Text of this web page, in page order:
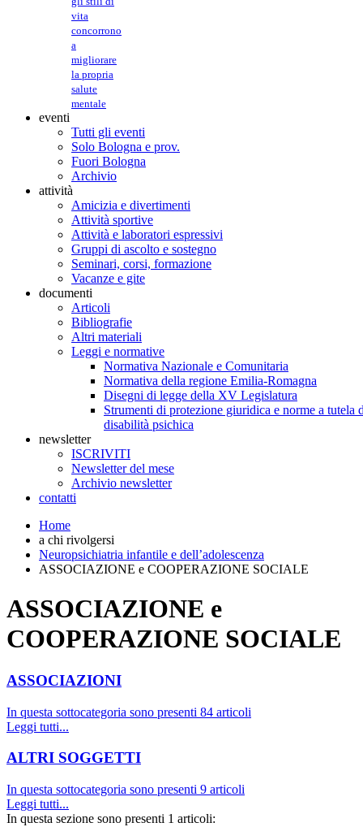
vita
concorrono
a
migliorare
la propria
salute
mentale
eventi
Tutti gli eventi
Solo Bologna e prov.
Fuori Bologna
Archivio
attività
Amicizia e divertimenti
Attività sportive
Attività e laboratori espressivi
Gruppi di ascolto e sostegno
Seminari, corsi, formazione
Vacanze e gite
documenti
Articoli
Bibliografie
Altri materiali
Leggi e normative
Normativa Nazionale e Comunitaria
Normativa della regione Emilia-Romagna
Disegni di legge della XV Legislatura
Strumenti di protezione giuridica e norme a tutela
disabilità psichica
newsletter
ISCRIVITI
Newsletter del mese
Archivio newsletter
contatti
Home
a chi rivolgersi
Neuropsichiatria infantile e dell’adolescenza
ASSOCIAZIONE e COOPERAZIONE SOCIALE
ASSOCIAZIONE e
COOPERAZIONE SOCIALE
ASSOCIAZIONI
In questa sottocategoria sono presenti 84 articoli
Leggi tutti...
ALTRI SOGGETTI
In questa sottocategoria sono presenti 9 articoli
Leggi tutti...
In questa sezione sono presenti 1 articoli: